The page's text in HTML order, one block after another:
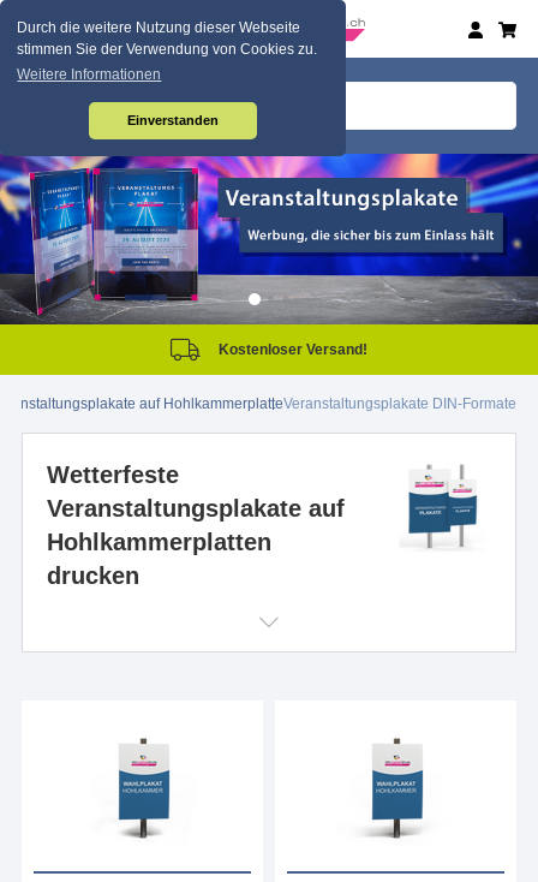
Durch die weitere Nutzung dieser Webseite
stimmen Sie der Verwendung von Cookies zu.
Weitere Informationen
Einverstanden
Kostenloser Versand!
auf HohlkammerplatteVeranstaltungsplakate DIN-Formate
Wetterfeste
Veranstaltungsplakate auf
Hohlkammerplatten
drucken